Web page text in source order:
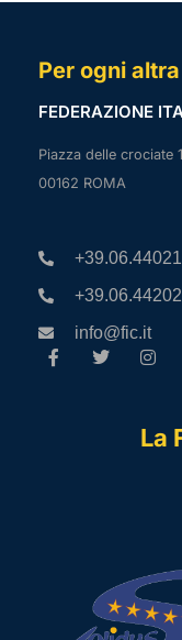
Per ogni
FEDERAZIONE
Piazza delle crociate
00162 ROMA
info@fic.it
La